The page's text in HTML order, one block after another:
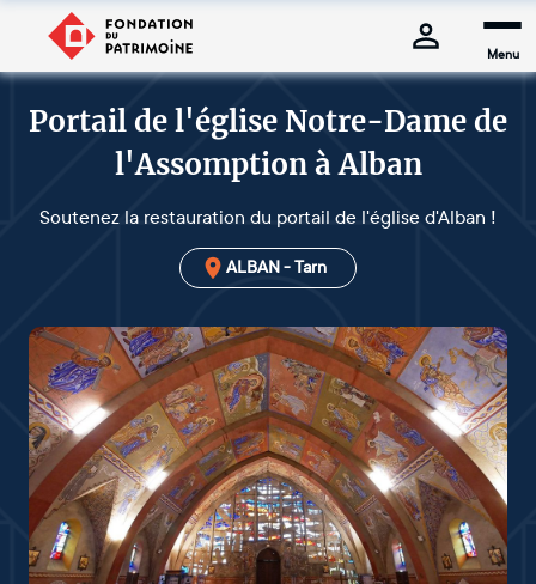
Menu
Portail de l'église Notre-Dame de
l'Assomption à Alban
Soutenez la restauration du portail de l'église d'Alban !
ALBAN - Tarn